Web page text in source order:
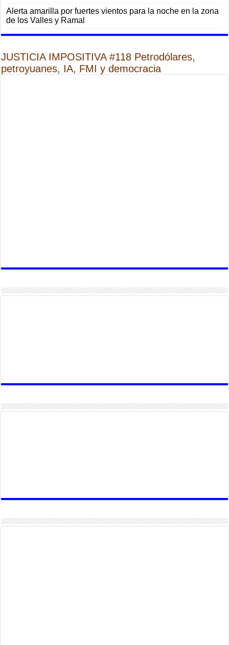
Alerta amarilla por fuertes vientos para la noche en la zona
de los Valles y Ramal
JUSTICIA IMPOSITIVA #118 Petrodólares,
petroyuanes, IA, FMI y democracia